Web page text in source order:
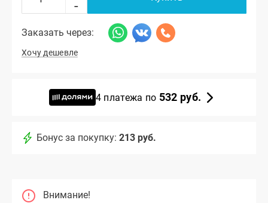
-
Заказать через:
Хочу дешевле
4 платежа по 532 руб.
Бонус за покупку: 213 руб.
Внимание!